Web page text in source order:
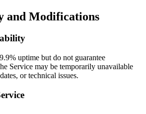
and Modifications
uptime but do not guarantee
Service may be temporarily unavailable
or technical issues.